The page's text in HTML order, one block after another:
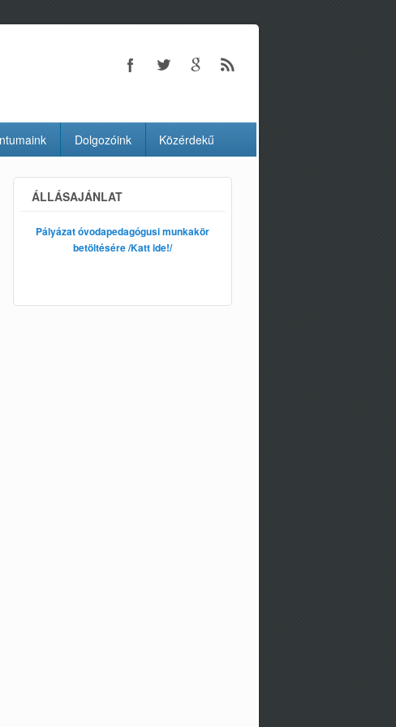
Dolgozóink Közérdekű
ÁLLÁSAJÁNLAT
Pályázat óvodapedagógusi munkakör
betöltésére /Katt ide!/